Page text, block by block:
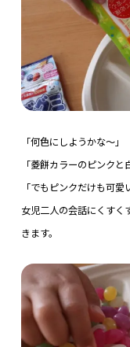
「何色にしようかな〜」
「菱餅カラーのピンクと
「でもピンクだけも可愛
女児二人の会話にくすく
きます。